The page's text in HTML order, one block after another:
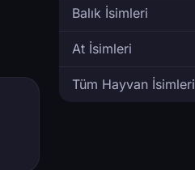
Balık İsimleri
At İsimleri
Tüm Hayvan İsimleri